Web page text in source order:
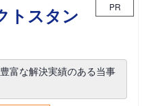
トスタン
PR
富な解決実績のある当事